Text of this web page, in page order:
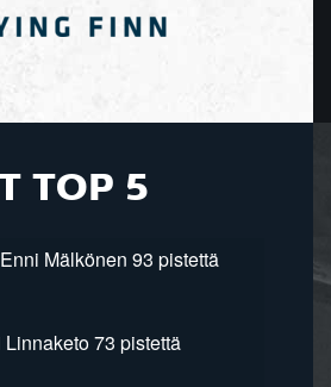
TOP 5
Mälkönen 93 pistettä
73 pistettä